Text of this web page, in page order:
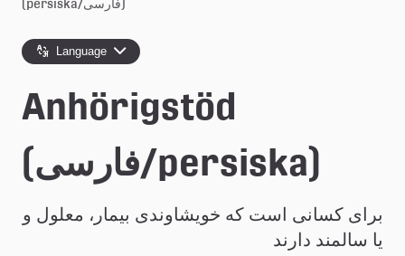
l
e
å
k
o
m
m
(persiska/فارسی)
Language
Anhörigstöd
(persiska/فارسی)
یا سالمند دارند